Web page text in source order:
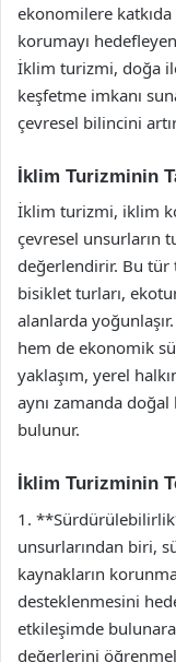
ekonomilere
korumayı
İklim turizmi, doğa
keşfetme imkanı
çevresel bilincini
İklim Turizminin
İklim turizmi, iklim
çevresel unsurların
değerlendirir. Bu
bisiklet turları,
alanlarda
hem de ekonomik
yaklaşım, yerel
aynı zamanda doğal
bulunur.
İklim Turizminin
1.
unsurlarından biri,
kaynakların
desteklenmesini
etkileşimde
değerlerini